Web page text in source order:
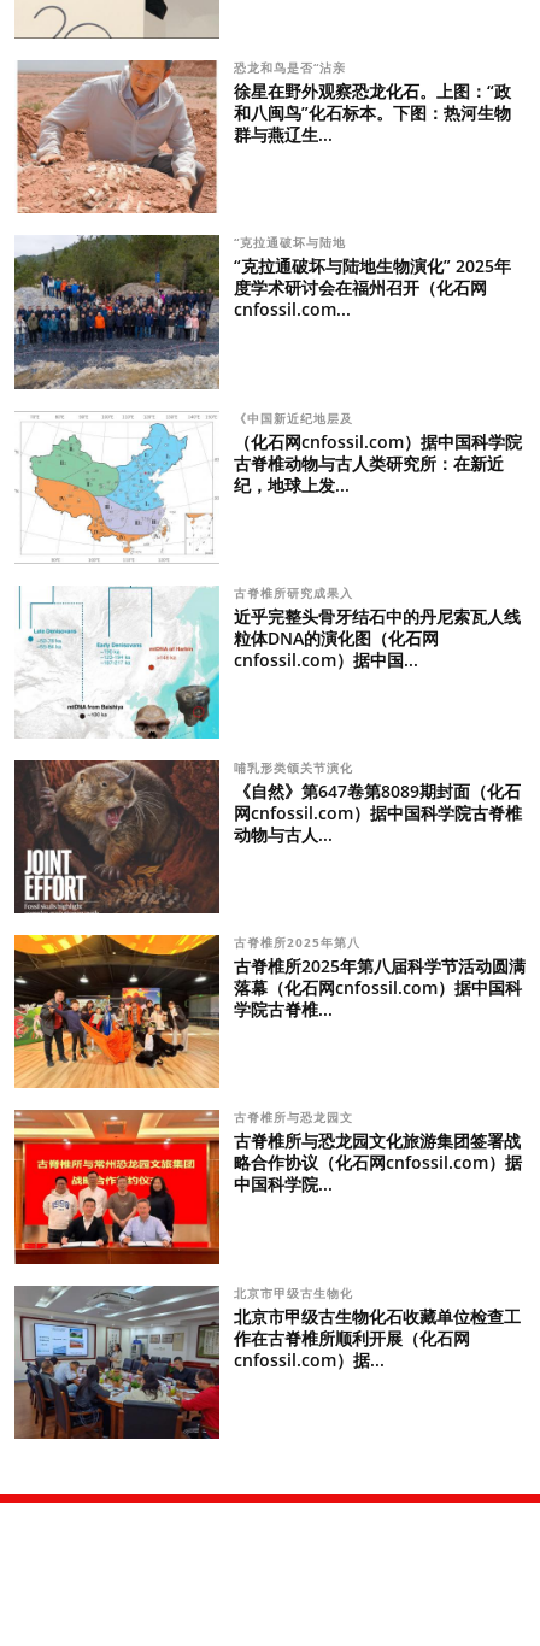
恐龙和鸟是否“沾亲
徐星在野外观察恐龙化石。上图：“政
和八闽鸟”化石标本。下图：热河生物
群与燕辽生...
“克拉通破坏与陆地
“克拉通破坏与陆地生物演化” 2025年
度学术研讨会在福州召开（化石网
cnfossil.com...
《中国新近纪地层及
（化石网cnfossil.com）据中国科学院
古脊椎动物与古人类研究所：在新近
纪，地球上发...
古脊椎所研究成果入
近乎完整头骨牙结石中的丹尼索瓦人线
粒体DNA的演化图（化石网
cnfossil.com）据中国...
哺乳形类颌关节演化
《自然》第647卷第8089期封面（化石
网cnfossil.com）据中国科学院古脊椎
动物与古人...
古脊椎所2025年第八
古脊椎所2025年第八届科学节活动圆满
落幕（化石网cnfossil.com）据中国科
学院古脊椎...
古脊椎所与恐龙园文
古脊椎所与恐龙园文化旅游集团签署战
略合作协议（化石网cnfossil.com）据
中国科学院...
北京市甲级古生物化
北京市甲级古生物化石收藏单位检查工
作在古脊椎所顺利开展（化石网
cnfossil.com）据...